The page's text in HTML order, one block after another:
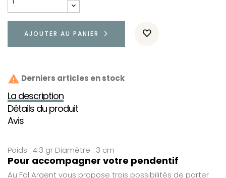
AJOUTER AU PANIER
 Derniers articles en stock
La description
Détails du produit
Avis
Poids : 4.3 gr Diamètre : 3 cm
Pour accompagner votre pendentif
Au Fol Argent vous propose trois possibilités de porter